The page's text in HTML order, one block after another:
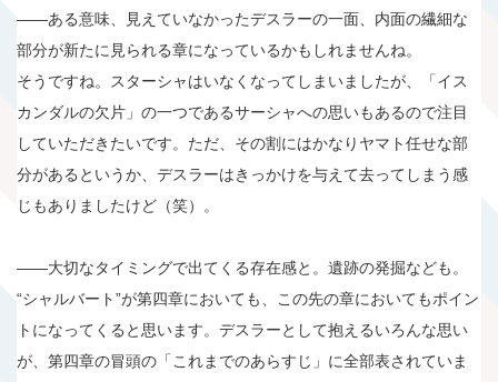
――ある意味、見えていなかったデスラーの一面、内面の繊細な
部分が新たに見られる章になっているかもしれませんね。
そうですね。スターシャはいなくなってしまいましたが、「イス
カンダルの欠片」の一つであるサーシャへの思いもあるので注目
していただきたいです。ただ、その割にはかなりヤマト任せな部
分があるというか、デスラーはきっかけを与えて去ってしまう感
じもありましたけど（笑）。
――大切なタイミングで出てくる存在感と。遺跡の発掘なども。
“シャルバート”が第四章においても、この先の章においてもポイン
トになってくると思います。デスラーとして抱えるいろんな思い
が、第四章の冒頭の「これまでのあらすじ」に全部表されていま